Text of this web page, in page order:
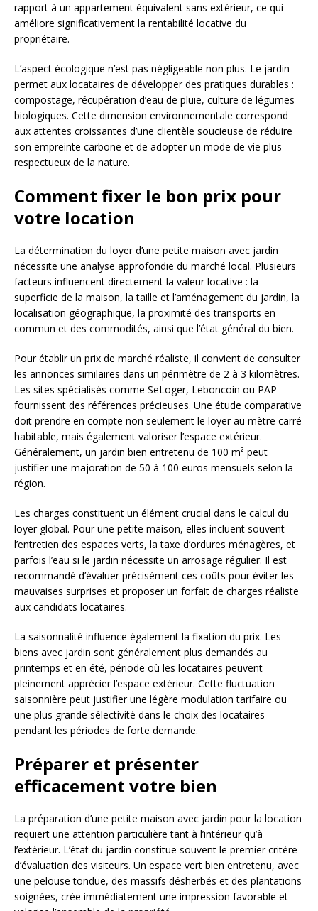
rapport à un appartement équivalent sans extérieur, ce qui
améliore significativement la rentabilité locative du
propriétaire.
L’aspect écologique n’est pas négligeable non plus. Le jardin
permet aux locataires de développer des pratiques durables :
compostage, récupération d’eau de pluie, culture de légumes
biologiques. Cette dimension environnementale correspond
aux attentes croissantes d’une clientèle soucieuse de réduire
son empreinte carbone et de adopter un mode de vie plus
respectueux de la nature.
Comment fixer le bon prix pour
votre location
La détermination du loyer d’une petite maison avec jardin
nécessite une analyse approfondie du marché local. Plusieurs
facteurs influencent directement la valeur locative : la
superficie de la maison, la taille et l’aménagement du jardin, la
localisation géographique, la proximité des transports en
commun et des commodités, ainsi que l’état général du bien.
Pour établir un prix de marché réaliste, il convient de consulter
les annonces similaires dans un périmètre de 2 à 3 kilomètres.
Les sites spécialisés comme SeLoger, Leboncoin ou PAP
fournissent des références précieuses. Une étude comparative
doit prendre en compte non seulement le loyer au mètre carré
habitable, mais également valoriser l’espace extérieur.
Généralement, un jardin bien entretenu de 100 m² peut
justifier une majoration de 50 à 100 euros mensuels selon la
région.
Les charges constituent un élément crucial dans le calcul du
loyer global. Pour une petite maison, elles incluent souvent
l’entretien des espaces verts, la taxe d’ordures ménagères, et
parfois l’eau si le jardin nécessite un arrosage régulier. Il est
recommandé d’évaluer précisément ces coûts pour éviter les
mauvaises surprises et proposer un forfait de charges réaliste
aux candidats locataires.
La saisonnalité influence également la fixation du prix. Les
biens avec jardin sont généralement plus demandés au
printemps et en été, période où les locataires peuvent
pleinement apprécier l’espace extérieur. Cette fluctuation
saisonnière peut justifier une légère modulation tarifaire ou
une plus grande sélectivité dans le choix des locataires
pendant les périodes de forte demande.
Préparer et présenter
efficacement votre bien
La préparation d’une petite maison avec jardin pour la location
requiert une attention particulière tant à l’intérieur qu’à
l’extérieur. L’état du jardin constitue souvent le premier critère
d’évaluation des visiteurs. Un espace vert bien entretenu, avec
une pelouse tondue, des massifs désherbés et des plantations
soignées, crée immédiatement une impression favorable et